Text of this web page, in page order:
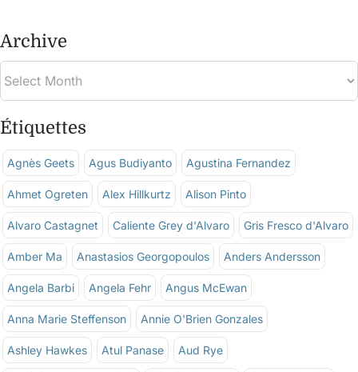
Archive
Étiquettes
Agnès Geets Agus Budiyanto Agustina Fernandez
Ahmet Ogreten Alex Hillkurtz Alison Pinto
Alvaro Castagnet Caliente Grey d'Alvaro Gris Fresco d'Alvaro
Amber Ma Anastasios Georgopoulos Anders Andersson
Angela Barbi Angela Fehr Angus McEwan
Anna Marie Steffenson Annie O'Brien Gonzales
Ashley Hawkes Atul Panase Aud Rye